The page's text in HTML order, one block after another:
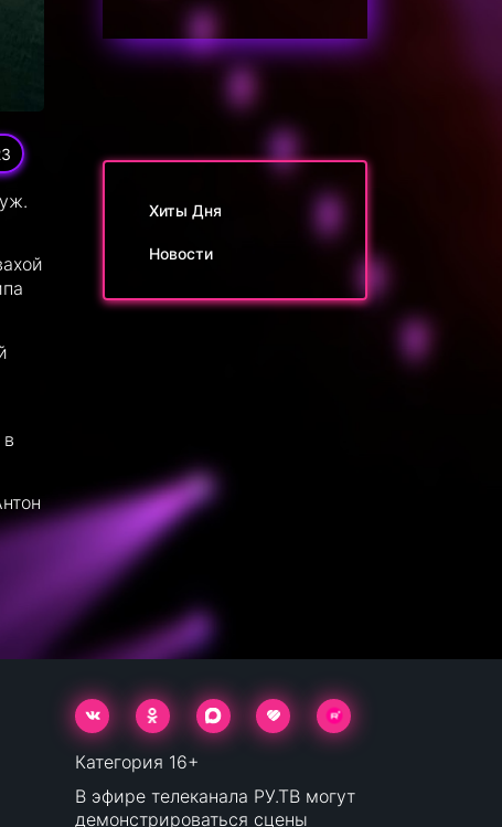
Хиты Дня
Новости
Категория 16+
В эфире телеканала РУ.ТВ могут
демонстрироваться сцены